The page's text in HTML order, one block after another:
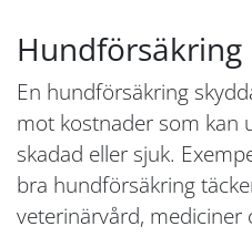
Hundförsäkring
En hundförsäkring
mot kostnader som kan
skadad eller sjuk.
bra hundförsäkring
veterinärvård, mediciner